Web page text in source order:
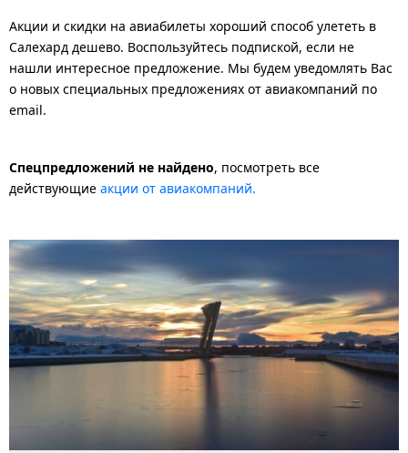
Акции и скидки на авиабилеты хороший способ улететь в
Салехард дешево. Воспользуйтесь подпиской, если не
нашли интересное предложение. Мы будем уведомлять Вас
о новых специальных предложениях от авиакомпаний по
email.
Спецпредложений не найдено, посмотреть все
действующие акции от авиакомпаний.